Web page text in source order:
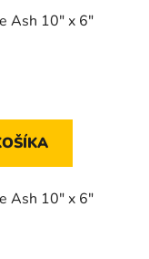
Ash 10" x 6"
Ash 10" x 6"